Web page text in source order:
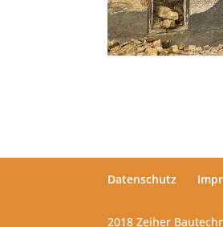
Datenschutz
2018 Zeiher